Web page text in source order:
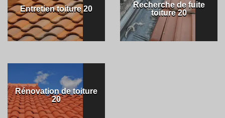
Entretien toiture 20
Recherche de fuite
toiture 20
Rénovation de toiture
20